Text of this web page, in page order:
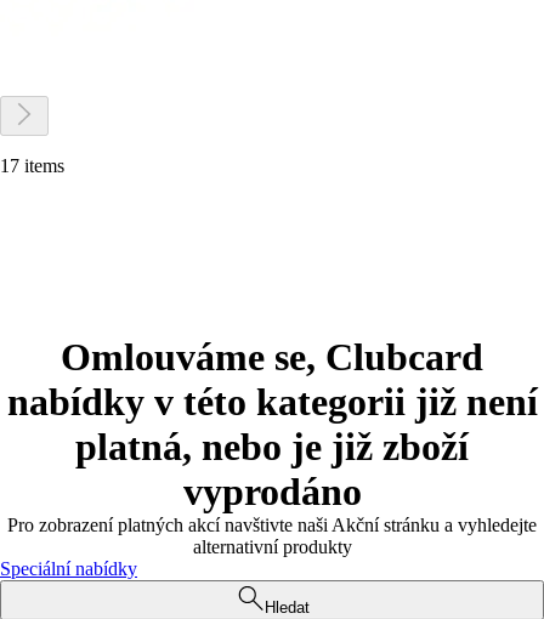
17 items
Omlouváme se, Clubcard
nabídky v této kategorii již není
platná, nebo je již zboží
vyprodáno
Pro zobrazení platných akcí navštivte naši Akční stránku a vyhledejte
alternativní produkty
Speciální nabídky
Hledat